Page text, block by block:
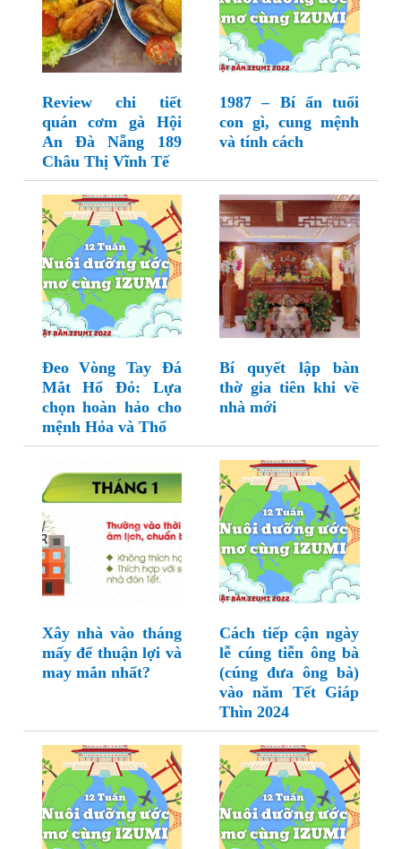
Review chi tiết
quán cơm gà Hội
An Đà Nẵng 189
Châu Thị Vĩnh Tế
1987 – Bí ẩn tuổi
con gì, cung mệnh
và tính cách
Đeo Vòng Tay Đá
Mắt Hổ Đỏ: Lựa
chọn hoàn hảo cho
mệnh Hỏa và Thổ
Bí quyết lập bàn
thờ gia tiên khi về
nhà mới
Xây nhà vào tháng
mấy để thuận lợi và
may mắn nhất?
Cách tiếp cận ngày
lễ cúng tiễn ông bà
(cúng đưa ông bà)
vào năm Tết Giáp
Thìn 2024